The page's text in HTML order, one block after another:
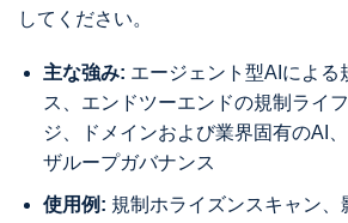
してください。
主な強み: エージェント型AIによる
ス、エンドツーエンドの規制ライ
ジ、ドメインおよび業界固有のAI
ザループガバナンス
使用例: 規制ホライズンスキャン、